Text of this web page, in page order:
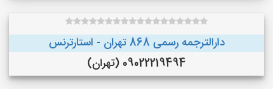
دارالترجمه رسمی 868 تهران - استارترنس
09022219494 (تهران)